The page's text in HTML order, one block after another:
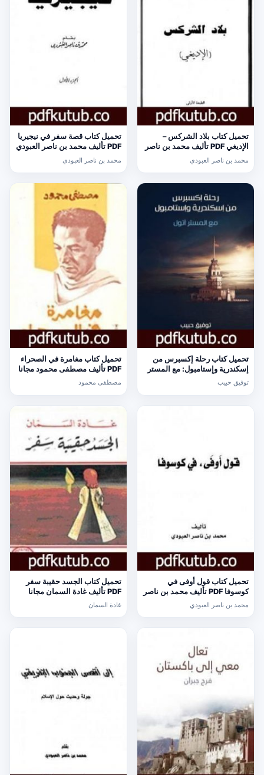
تحميل كتاب بلاد الشركس –
الإديغي PDF تأليف محمد بن ناصر
العبودي مجانا [كامل]
محمد بن ناصر العبودي
تحميل كتاب قصة سفر في نيجيريا
PDF تأليف محمد بن ناصر العبودي
مجانا [كامل]
محمد بن ناصر العبودي
تحميل كتاب رحلة إكسبرس من
إسكندرية وإستامبول: مع المستر
[كامل]
توفيق حبيب
تحميل كتاب مغامرة في الصحراء
PDF تأليف مصطفى محمود مجانا
[كامل]
مصطفى محمود
تحميل كتاب قول أوفى في
كوسوفا PDF تأليف محمد بن ناصر
العبودي مجانا [كامل]
محمد بن ناصر العبودي
تحميل كتاب الجسد حقيبة سفر
PDF تأليف غادة السمان مجانا
[كامل]
غادة السمان